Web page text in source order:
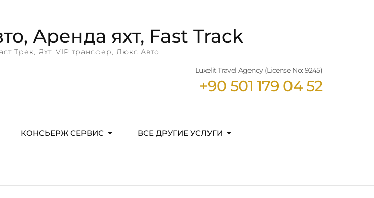
Аренда яхт, Fast Track
Трек, Яхт, VIP трансфер, Люкс Авто
Luxelit Travel Agency (License No: 9245)
+90 501 179 04 52
КОНСЬЕРЖ СЕРВИС ВСЕ ДРУГИЕ УСЛУГИ